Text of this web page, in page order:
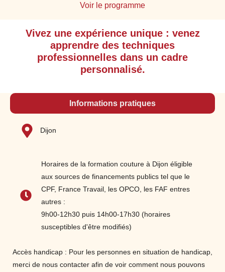
Appréhender l'environnement professionnel
et l'organisation du travail, en respectant
les consignes d’hygiène ainsi que de
du vêtement, de ses accessoires de
l’antiquité à nos jours (la mode, la
Acquérir le vocabulaire, les principes de
Voir le programme
Vivez une expérience unique : venez
apprendre des techniques
professionnelles dans un cadre
personnalisé.
Informations pratiques
Dijon
Horaires de la formation couture à Dijon éligible
aux sources de financements publics tel que le
CPF, France Travail, les OPCO, les FAF entres
autres :
9h00-12h30 puis 14h00-17h30 (horaires
susceptibles d'être modifiés)
Accès handicap : Pour les personnes en situation de handicap,
merci de nous contacter afin de voir comment nous pouvons